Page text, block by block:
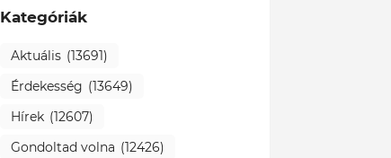
Kategóriák
Aktuális (13691)
Érdekesség (13649)
Hírek (12607)
Gondoltad volna (12426)